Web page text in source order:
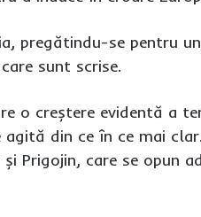
pregătindu-se pentru
sunt scrise.
o creștere evidentă a
din ce în ce mai
Prigojin, care se opun